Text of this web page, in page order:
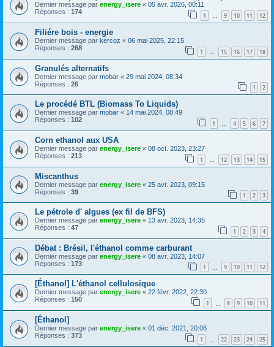
Dernier message par energy_isere « 05 avr. 2026, 00:11
Réponses : 174 1 … 9 10 11 12
Filiére bois - energie
Dernier message par kercoz « 06 mai 2025, 22:15
Réponses : 268 1 … 15 16 17 18
Granulés alternatifs
Dernier message par mobar « 29 mai 2024, 08:34
Réponses : 26 1 2
Le procédé BTL (Biomass To Liquids)
Dernier message par mobar « 14 mai 2024, 08:49
Réponses : 102 1 … 4 5 6 7
Corn ethanol aux USA
Dernier message par energy_isere « 08 oct. 2023, 23:27
Réponses : 213 1 … 12 13 14 15
Miscanthus
Dernier message par energy_isere « 25 avr. 2023, 09:15
Réponses : 39 1 2 3
Le pétrole d' algues (ex fil de BFS)
Dernier message par energy_isere « 13 avr. 2023, 14:35
Réponses : 47 1 2 3 4
Débat : Brésil, l'éthanol comme carburant
Dernier message par energy_isere « 08 avr. 2023, 14:07
Réponses : 173 1 9 10 11 12
[Éthanol] L'éthanol cellulosique
Dernier message par energy_isere « 22 févr. 2022, 22:30
Réponses : 150 1 8 9 10 11
[Éthanol]
Dernier message par energy_isere « 01 déc. 2021, 20:06
Réponses : 373 1 … 22 23 24 25